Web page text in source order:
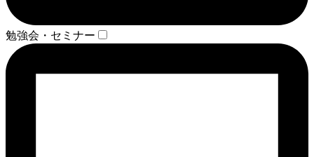
勉強会・セミナー